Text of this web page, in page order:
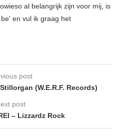
al belangrijk zijn voor mij, is
en vul ik graag het
post
(W.E.R.F. Records)
post
– Lizzardz Rock